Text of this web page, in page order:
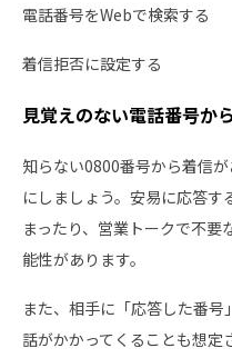
電話番号をWebで検索する
着信拒否に設定する
見覚えのない電話番号か
知らない0800番号から着信
にしましょう。安易に応答す
まったり、営業トークで不要
能性があります。
また、相手に「応答した番
話がかかってくることも想定